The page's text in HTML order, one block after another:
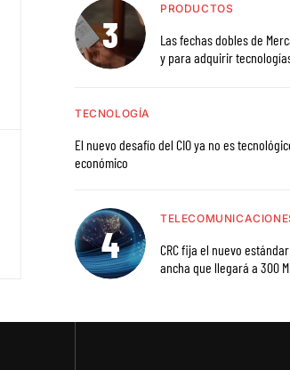
PRODUCTOS
Las fechas dobles de
y para adquirir
TECNOLOGÍA
El nuevo desafío del CIO ya no es
económico
CRC fija el nuevo
ancha que llegará a 300